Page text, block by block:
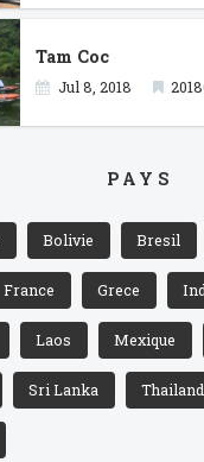
Tam Coc
Jul 8, 2018
PAYS
Bolivie Bresil
France Grece
Laos Mexique
Sri Lanka